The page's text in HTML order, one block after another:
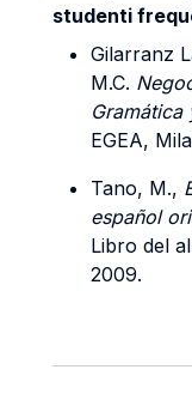
studenti
Gilarranz
M.C.
Gramática
EGEA,
Tano, M.,
español
Libro del
2009.